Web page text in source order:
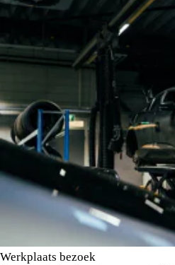
Werkplaats bezoek